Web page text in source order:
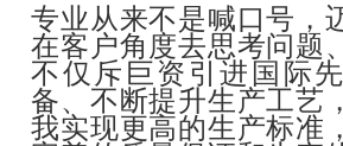
专业从来不是喊口号，
在客户角度去思考问题
不仅斥巨资引进国际
备、不断提升生产工艺
我实现更高的生产标准